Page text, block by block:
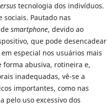
tecnologia dos indivíduos.
sociais. Pautado nas
smartphone, devido ao
que pode desencadear
especial nos usuários mais
forma abusiva, rotineira e,
inadequadas, vê-se a
importantes, como nas
pelo uso excessivo dos